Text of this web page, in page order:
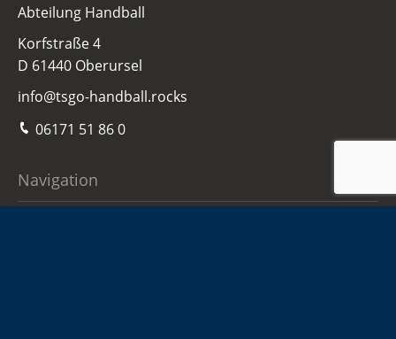
Abteilung Handball
Korfstraße 4
D 61440 Oberursel
info@tsgo-handball.rocks
06171 51 86 0
Navigation